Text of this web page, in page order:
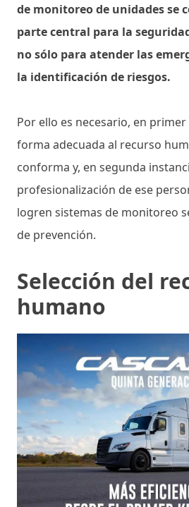
de monitoreo de unidades se
parte central para la
no sólo para atender las
la identificación de riesgos.
Por ello es necesario, en
forma adecuada al recurso
conforma y, en segunda
profesionalización de ese
logren sistemas de monitoreo
de prevención.
Selección del
humano